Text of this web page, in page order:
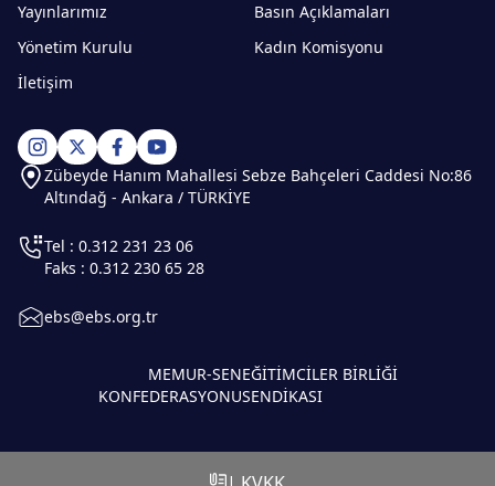
Yayınlarımız
Basın Açıklamaları
Yönetim Kurulu
Kadın Komisyonu
İletişim
MEMUR-SEN
KONFEDERASYONU
EĞİTİMCİLER BİRLİĞİ
SENDİKASI
Zübeyde Hanım Mahallesi Sebze Bahçeleri Caddesi No:86
Altındağ - Ankara / TÜRKİYE
Tel : 0.312 231 23 06
Faks : 0.312 230 65 28
ebs@ebs.org.tr